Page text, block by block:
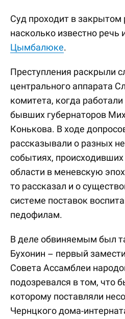
Суд проходит в
насколько известно речь
Цымбалюке.
Преступления раскрыли
центрального аппарата
комитета, когда
бывших губернаторов
Конькова. В ходе
рассказывали о разных
событиях,
области в меневскую
то рассказал и о
системе поставок
педофилам.
В деле обвиняемым был
Бухонин – первый
Совета Ассамблеи
подозревался в том, что
которому поставляли
Чернцкого дома-